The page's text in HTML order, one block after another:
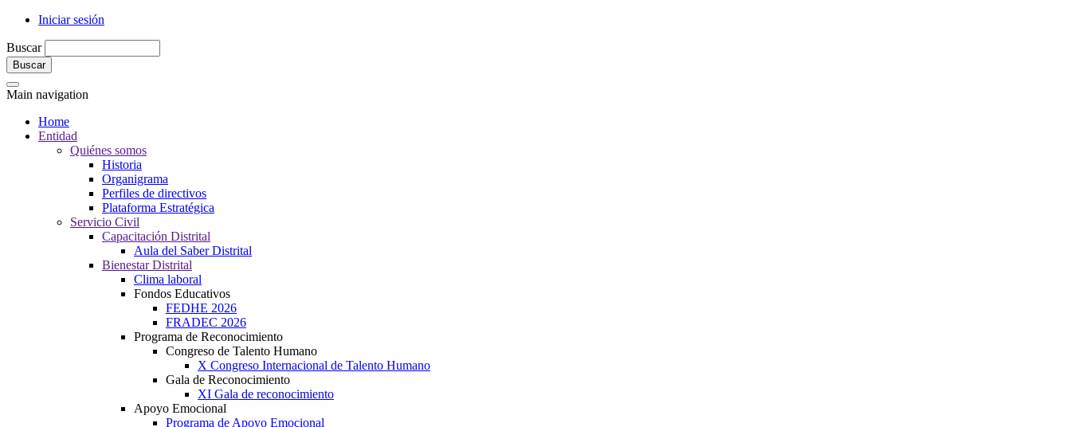
Iniciar sesión
Buscar
Main navigation
Home
Entidad
Quiénes somos
Historia
Organigrama
Perfiles de directivos
Plataforma Estratégica
Servicio Civil
Capacitación Distrital
Aula del Saber Distrital
Bienestar Distrital
Clima laboral
Fondos Educativos
FEDHE 2026
FRADEC 2026
Programa de Reconocimiento
Congreso de Talento Humano
X Congreso Internacional de Talento Humano
Gala de Reconocimiento
XI Gala de reconocimiento
Apoyo Emocional
Programa de Apoyo Emocional